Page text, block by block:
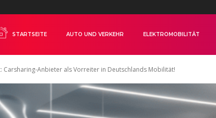
STARTSEITE AUTO UND VERKEHR ELEKTROMOBILITÄT
Carsharing-Anbieter als Vorreiter in Deutschlands Mobilität!